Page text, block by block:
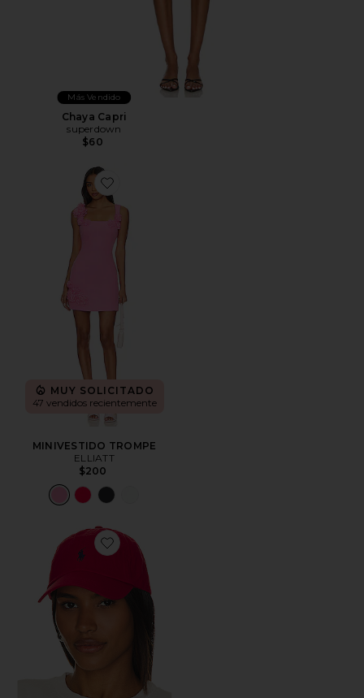
Más Vendido
Chaya Capri
superdown
$60
Favorite MINIVESTIDO TROMPE
MUY SOLICITADO
47 vendidos recientemente
MINIVESTIDO TROMPE
ELLIATT
$200
Favorite SOMBRERO